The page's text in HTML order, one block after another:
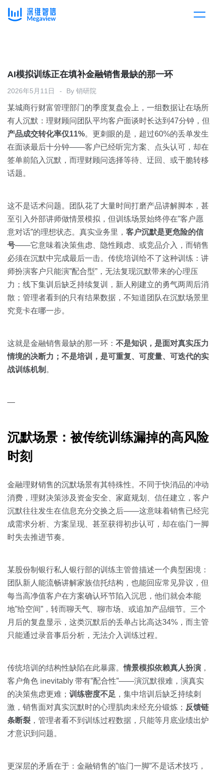
产品总览
产品集成
下载客户端
解决方案
按行业
企业服务
消费医疗
汽车
房地产
金融
按角色
销售人员
按业务场景
客户案例
开放平台
定价
资源中心
全部
白皮书
销售会话智能
关于我们
预约演示
AI模拟训练正在填补金融销售最缺的那一环
2026年5月11日 By 销研院
某城商行财富管理部门的季度复盘会上，一组数据让在场所
有人沉默：理财顾问团队平均客户面谈时长达到47分钟，但
产品成交转化率仅11%。更刺眼的是，超过60%的丢单发生
在面谈最后十分钟——客户已经听完方案、点头认可，却在
签单前陷入沉默，而理财顾问选择等待、迂回、或干脆转移
话题。
这不是话术问题。团队花了大量时间打磨产品讲解脚本，甚
至引入外部讲师做情景模拟，但训练场景始终停在”客户愿
意对话”的理想状态。真实业务里， 客户沉默是更危险的信
号——它意味着决策焦虑、隐性顾虑、或竞品介入，而销售
必须在沉默中完成最后一击。传统培训给不了这种训练：讲
师扮演客户只能演”配合型”，无法复现沉默带来的心理压
力；线下集训后缺乏持续复训，新人刚建立的勇气两周后消
散；管理者看到的只有结果数据，不知道团队在沉默场景里
究竟卡在哪一步。
这就是金融销售最缺的那一环： 不是知识，是面对真实压力
情境的决断力；不是培训，是可重复、可度量、可迭代的实
战训练机制 。
—
沉默场景：被传统训练漏掉的高风险
时刻
金融理财销售的沉默场景有其特殊性。不同于快消品的冲动
消费，理财决策涉及资金安全、家庭规划、信任建立，客户
沉默往往发生在信息充分交换之后——这意味着销售已经完
成需求分析、方案呈现、甚至获得初步认可，却在临门一脚
时失去推进节奏。
某股份制银行私人银行部的训练主管曾描述一个典型困境：
团队新人能流畅讲解家族信托结构，也能回应常见异议，但
每当高净值客户在方案确认环节陷入沉思，他们就会本能
地”给空间”，转而聊天气、聊市场、或追加产品细节。三个
月后的复盘显示，这类沉默后的丢单占比高达34%，而主管
只能通过录音事后分析，无法介入训练过程。
传统培训的结构性缺陷在此暴露。情景模拟依赖真人扮演 ，
客户角色 inevitably 带有”配合性”——演沉默很难，演真实
的决策焦虑更难； 训练密度不足 ，集中培训后缺乏持续刺
激，销售面对真实沉默时的心理肌肉未经充分锻炼； 反馈链
条断裂 ，管理者看不到训练过程数据，只能等月底业绩出炉
才意识到问题。
更深层的矛盾在于：金融销售的”临门一脚”不是话术技巧，